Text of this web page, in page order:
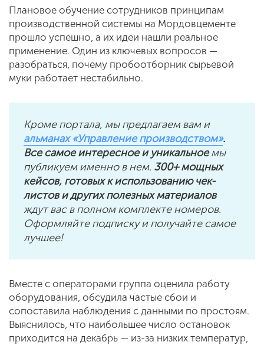
Плановое обучение сотрудников принципам
производственной системы на Мордовцементе
прошло успешно, а их идеи нашли реальное
применение. Один из ключевых вопросов —
разобраться, почему пробоотборник сырьевой
муки работает нестабильно.
Кроме портала, мы предлагаем вам и
альманах «Управление производством».
Все самое интересное и уникальноемы
публикуем именно в нем. 300+ мощных
кейсов, готовых к использованию чек-
листов и других полезных материалов
ждут вас в полном комплекте номеров.
Оформляйте подписку и получайте самое
лучшее!
Вместе с операторами группа оценила работу
оборудования, обсудила частые сбои и
сопоставила наблюдения с данными по простоям.
Выяснилось, что наибольшее число остановок
приходится на декабрь — из-за низких температур,